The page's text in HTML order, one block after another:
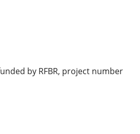
by RFBR, project number